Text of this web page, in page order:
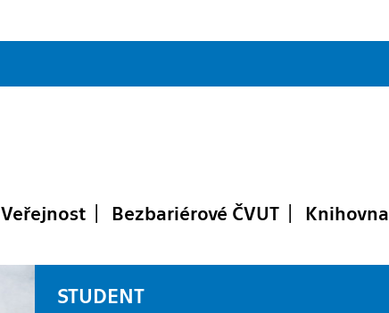
Veřejnost Bezbariérové ČVUT Knihovna
STUDENT